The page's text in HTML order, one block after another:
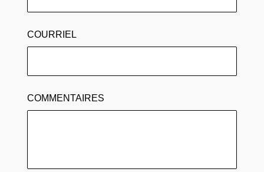
COURRIEL
COMMENTAIRES